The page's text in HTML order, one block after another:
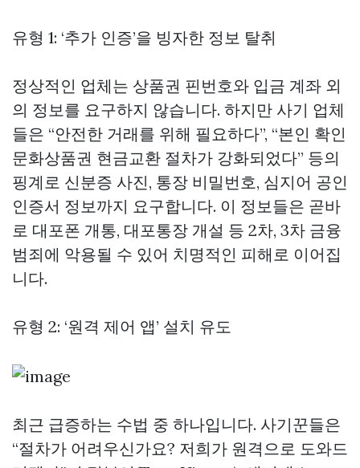
유형 1: ‘추가 인증’을 빙자한 정보 탈취
정상적인 업체는 상품권 핀번호와 입금 계좌 외
의 정보를 요구하지 않습니다. 하지만 사기 업체
들은 “안전한 거래를 위해 필요하다”, “본인 확인
문화상품권 현금교환 절차가 강화되었다” 등의
핑계로 신분증 사진, 통장 비밀번호, 심지어 공인
인증서 정보까지 요구합니다. 이 정보들은 곧바
로 대포폰 개통, 대포통장 개설 등 2차, 3차 금융
범죄에 악용될 수 있어 치명적인 피해로 이어집
니다.
유형 2: ‘원격 제어 앱’ 설치 유도
최근 급증하는 수법 중 하나입니다. 사기꾼들은
“절차가 어려우신가요? 저희가 원격으로 도와드